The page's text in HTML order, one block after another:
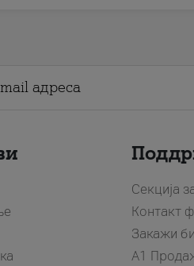
Секција
Контакт
Закажи
A1